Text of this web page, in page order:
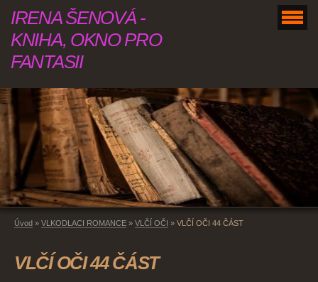
IRENA ŠENOVÁ -
KNIHA, OKNO PRO
FANTASII
Úvod » VLKODLACI ROMANCE » VLČÍ OČI » VLČÍ OČI 44 ČÁST
VLČÍ OČI 44 ČÁST